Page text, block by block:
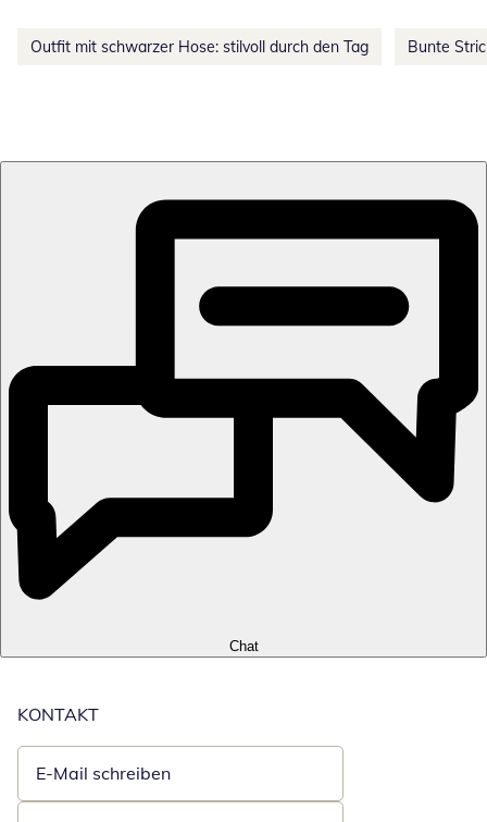
Outfit mit schwarzer Hose: stilvoll durch den Tag Bunte
Chat
KONTAKT
E-Mail schreiben
Öffnet E-Mail-Client